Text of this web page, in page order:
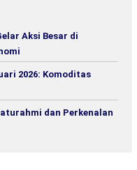
Aksi Besar di
2026: Komoditas
dan Perkenalan